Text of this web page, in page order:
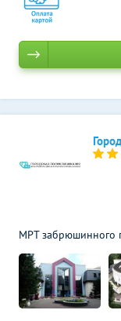
МРТ забрюшинного